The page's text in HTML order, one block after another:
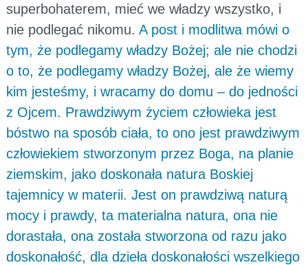
superbohaterem, mieć we władzy wszystko, i
nie podlegać nikomu. A post i modlitwa mówi o
tym, że podlegamy władzy Bożej; ale nie chodzi
o to, że podlegamy władzy Bożej, ale że wiemy
kim jesteśmy, i wracamy do domu – do jedności
z Ojcem. Prawdziwym życiem człowieka jest
bóstwo na sposób ciała, to ono jest prawdziwym
człowiekiem stworzonym przez Boga, na planie
ziemskim, jako doskonała natura Boskiej
tajemnicy w materii. Jest on prawdziwą naturą
mocy i prawdy, ta materialna natura, ona nie
dorastała, ona została stworzona od razu jako
doskonałość, dla dzieła doskonałości wszelkiego